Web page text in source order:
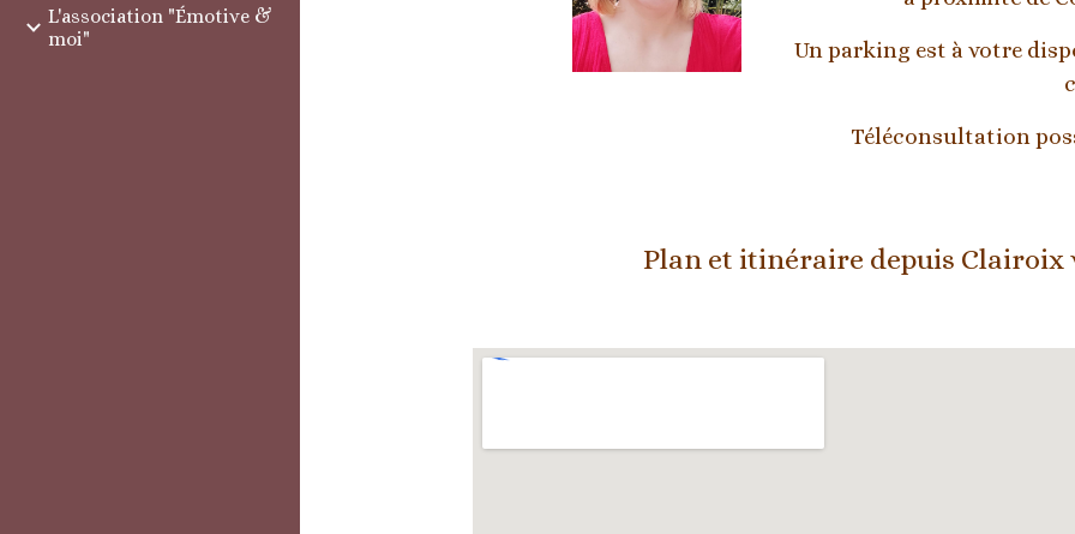
L'association "Émotive &
moi"
Un parking est à votre
Téléconsultation
Plan et itinéraire depuis Clairoix